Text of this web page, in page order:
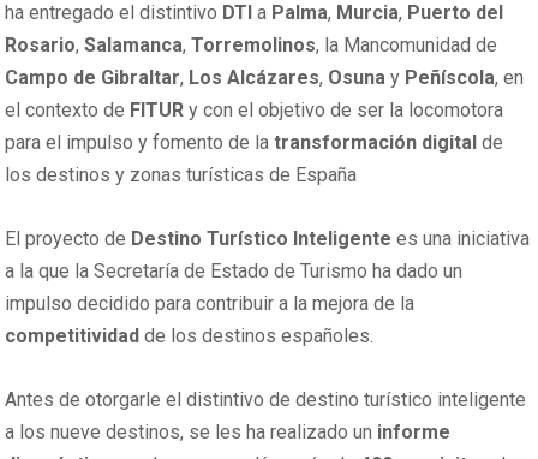
ha entregado el distintivo DTI a Palma, Murcia, Puerto del
Rosario,Salamanca,Torremolinos, la Mancomunidad de
Campo de Gibraltar, Los Alcázares, Osuna y Peñíscola, en
el contexto de FITUR y con el objetivo de ser la locomotora
para el impulso y fomento de latransformación digital de
los destinos y zonas turísticas de España
El proyecto de Destino Turístico Inteligente es una iniciativa
a la que la Secretaría de Estado de Turismo ha dado un
impulso decidido para contribuir a la mejora de la
competitividad de los destinos españoles.
Antes de otorgarle el distintivo de destino turístico inteligente
a los nueve destinos, se les ha realizado un informe